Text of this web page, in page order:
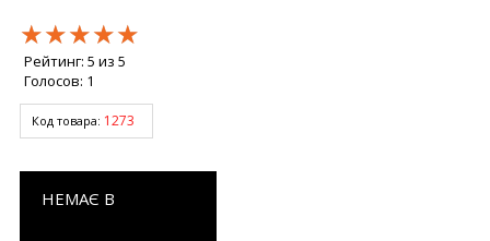
★★★★★
★★★★★
★★★★★
Рейтинг: 5 из 5
Голосов: 1
Код товара: 1273
НЕМАЄ В